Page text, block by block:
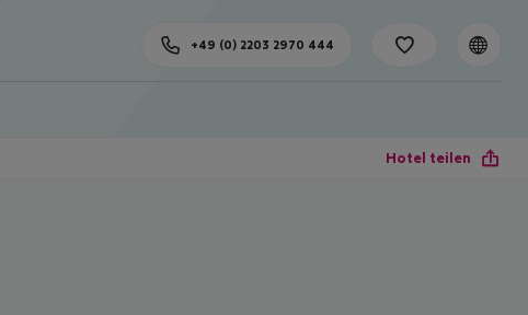
+49 (0) 2203 2970 444
Hotel teilen